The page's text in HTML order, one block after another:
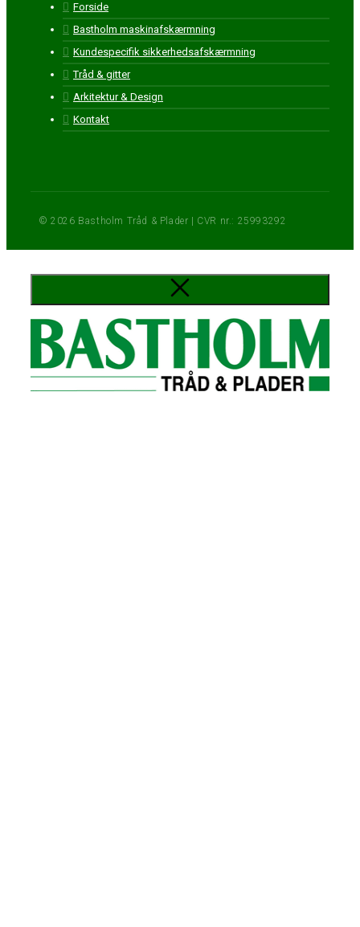
Forside
Bastholm maskinafskærmning
Kundespecifik sikkerhedsafskærmning
Tråd & gitter
Arkitektur & Design
Kontakt
© 2026 Bastholm Tråd & Plader | CVR nr.: 25993292